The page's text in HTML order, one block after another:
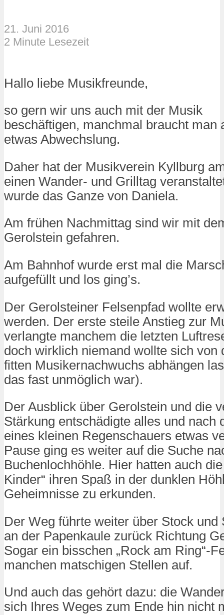
21. Juni 2016
2 Minute Lesezeit
Hallo liebe Musikfreunde,
so gern wir uns auch mit der Musik
beschäftigen, manchmal braucht man
etwas Abwechslung.
Daher hat der Musikverein Kyllburg
einen Wander- und Grilltag
wurde das Ganze von Daniela.
Am frühen Nachmittag sind wir mit
Gerolstein gefahren.
Am Bahnhof wurde erst mal die
aufgefüllt und los ging’s.
Der Gerolsteiner Felsenpfad wollte
werden. Der erste steile Anstieg zur
verlangte manchem die letzten
doch wirklich niemand wollte sich von
fitten Musikernachwuchs abhängen
das fast unmöglich war).
Der Ausblick über Gerolstein und die
Stärkung entschädigte alles und nach
eines kleinen Regenschauers etwas
Pause ging es weiter auf die Suche
Buchenlochhöhle. Hier hatten auch
Kinder“ ihren Spaß in der dunklen
Geheimnisse zu erkunden.
Der Weg führte weiter über Stock und
an der Papenkaule zurück Richtung
Sogar ein bisschen „Rock am Ring“-
manchen matschigen Stellen auf.
Und auch das gehört dazu: die
sich Ihres Weges zum Ende hin nicht